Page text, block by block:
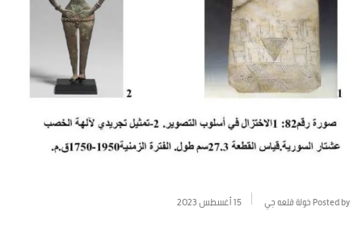
Posted byخولة قلعه جي 15 أغسطس 2023